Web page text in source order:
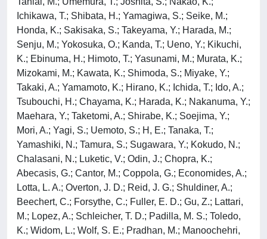
Ichikawa, T.; Shibata, H.; Yamagiwa, S.; Seike, M.;
Honda, K.; Sakisaka, S.; Takeyama, Y.; Harada, M.;
Senju, M.; Yokosuka, O.; Kanda, T.; Ueno, Y.; Kikuchi,
K.; Ebinuma, H.; Himoto, T.; Yasunami, M.; Murata, K.;
Mizokami, M.; Kawata, K.; Shimoda, S.; Miyake, Y.;
Takaki, A.; Yamamoto, K.; Hirano, K.; Ichida, T.; Ido, A.;
Tsubouchi, H.; Chayama, K.; Harada, K.; Nakanuma, Y.;
Maehara, Y.; Taketomi, A.; Shirabe, K.; Soejima, Y.;
Mori, A.; Yagi, S.; Uemoto, S.; H, E.; Tanaka, T.;
Yamashiki, N.; Tamura, S.; Sugawara, Y.; Kokudo, N.;
Chalasani, N.; Luketic, V.; Odin, J.; Chopra, K.;
Abecasis, G.; Cantor, M.; Coppola, G.; Economides, A.;
Lotta, L. A.; Overton, J. D.; Reid, J. G.; Shuldiner, A.;
Beechert, C.; Forsythe, C.; Fuller, E. D.; Gu, Z.; Lattari,
M.; Lopez, A.; Schleicher, T. D.; Padilla, M. S.; Toledo,
K.; Widom, L.; Wolf, S. E.; Pradhan, M.; Manoochehri,